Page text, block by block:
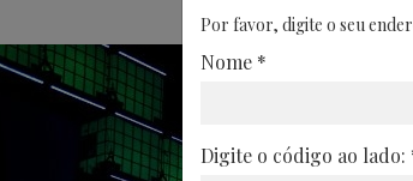
Por favor, digite o seu
Nome *
Digite o código ao lado: